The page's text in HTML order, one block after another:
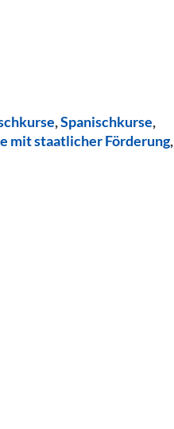
,Spanischkurse,
mit staatlicher Förderung,